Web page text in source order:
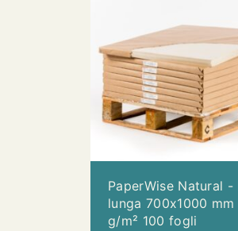
PaperWise Natural -
lunga 700x1000 mm
g/m² 100 fogli